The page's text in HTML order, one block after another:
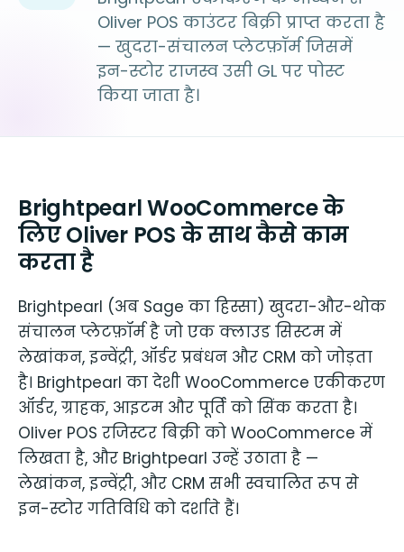
Oliver POS काउंटर बिक्री प्राप्त करता है
— खुदरा-संचालन प्लेटफ़ॉर्म जिसमें
इन-स्टोर राजस्व उसी GL पर पोस्ट
किया जाता है।
Brightpearl WooCommerce के
लिए Oliver POS के साथ कैसे काम
करता है
Brightpearl (अब Sage का हिस्सा) खुदरा-और-थोक
संचालन प्लेटफ़ॉर्म है जो एक क्लाउड सिस्टम में
लेखांकन, इन्वेंट्री, ऑर्डर प्रबंधन और CRM को जोड़ता
है। Brightpearl का देशी WooCommerce एकीकरण
ऑर्डर, ग्राहक, आइटम और पूर्ति को सिंक करता है।
Oliver POS रजिस्टर बिक्री को WooCommerce में
लिखता है, और Brightpearl उन्हें उठाता है —
लेखांकन, इन्वेंट्री, और CRM सभी स्वचालित रूप से
इन-स्टोर गतिविधि को दर्शाते हैं।